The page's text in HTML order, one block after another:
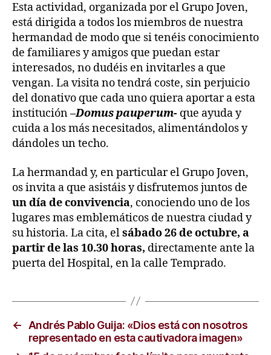
Esta actividad, organizada por el Grupo Joven,
está dirigida a todos los miembros de nuestra
hermandad de modo que si tenéis conocimiento
de familiares y amigos que puedan estar
interesados, no dudéis en invitarles a que
vengan. La visita no tendrá coste, sin perjuicio
del donativo que cada uno quiera aportar a esta
institución–Domus pauperum- que ayuda y
cuida a los más necesitados, alimentándolos y
dándoles un techo.
La hermandad y, en particular el Grupo Joven,
os invita a que asistáis y disfrutemos juntos de
un día de convivencia, conociendo uno de los
lugares mas emblemáticos de nuestra ciudad y
su historia. La cita, elsábado 26 de octubre, a
partir de las 10.30 horas, directamente ante la
puerta del Hospital, en la calle Temprado.
← Andrés Pablo Guija: «Dios está con nosotros
representado en esta cautivadora imagen»